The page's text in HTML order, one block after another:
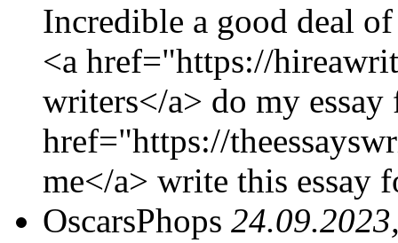
Incredible a good deal
<a href="https://
writers</a> do my essay
href="https://
me</a> write this essay
OscarsPhops